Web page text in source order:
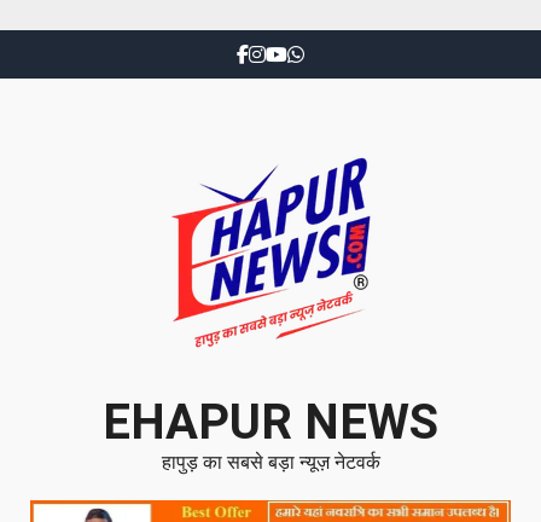
EHAPUR NEWS
हापुड़ का सबसे बड़ा न्यूज़ नेटवर्क